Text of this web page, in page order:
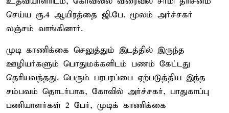
செய்ய ரூ.4 ஆயிரத்தை ஜி.பே. மூலம் அர்ச்சகர்
லஞ்சம் வாங்கினார்.
முடி காணிக்கை செலுத்தும் இடத்தில் இருந்த
ஊழியர்களும் பொதுமக்களிடம் பணம் கேட்டது
தெரியவந்தது. பெரும் பரபரப்பை ஏற்படுத்திய இந்த
சம்பவம் தொடர்பாக, கோவில் அர்ச்சகர், பாதுகாப்பு
பணியாளர்கள் 2 பேர், முடிக் காணிக்கை